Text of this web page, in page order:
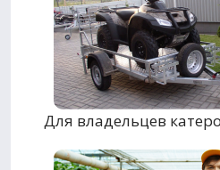
Для владельцев